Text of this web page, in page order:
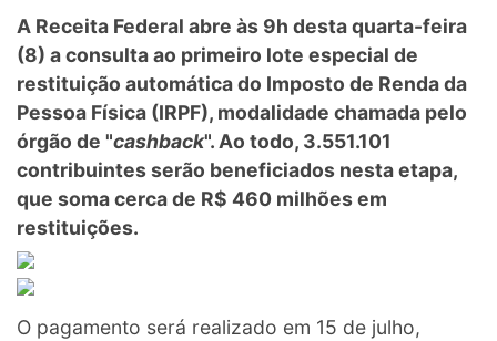
A Receita Federal abre às 9h desta quarta-feira
(8) a consulta ao primeiro lote especial de
restituição automática do Imposto de Renda da
Pessoa Física (IRPF), modalidade chamada pelo
órgão de "cashback". Ao todo, 3.551.101
contribuintes serão beneficiados nesta etapa,
que soma cerca de R$ 460 milhões em
restituições.
O pagamento será realizado em 15 de julho,